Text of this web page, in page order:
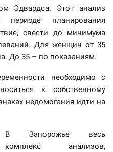
Эдвардса. Этот анализ
планирования
свести до минимума
Для женщин от 35
До 35 – по показаниям.
необходимо с
к собственному
недомогания идти на
В Запорожье весь
комплекс анализов,